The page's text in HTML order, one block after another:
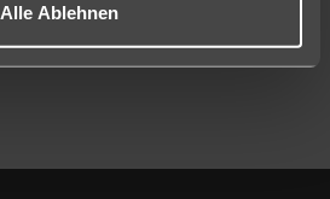
Alle Ablehnen